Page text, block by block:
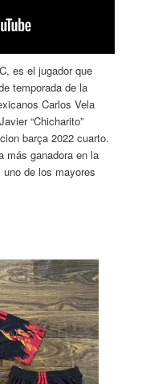
es el jugador que
temporada de la
Carlos Vela
“Chicharito”
barça 2022 cuarto.
más ganadora en la
de los mayores